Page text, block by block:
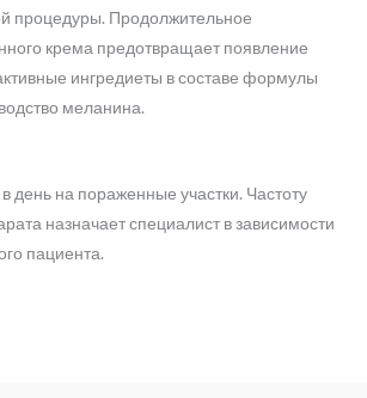
процедуры. Продолжительное
крема предотвращает появление
ингредиеты в составе формулы
меланина.
день на пораженные участки. Частоту
назначает специалист в зависимости
пациента.